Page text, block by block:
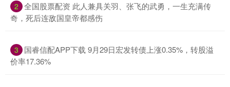
2 全国股票配资 此人兼具关羽、张飞的武勇，一生充满传
奇，死后连敌国皇帝都感伤
3
国睿信配APP下载 9月29日宏发转债上涨0.35%，转股溢
价率17.36%